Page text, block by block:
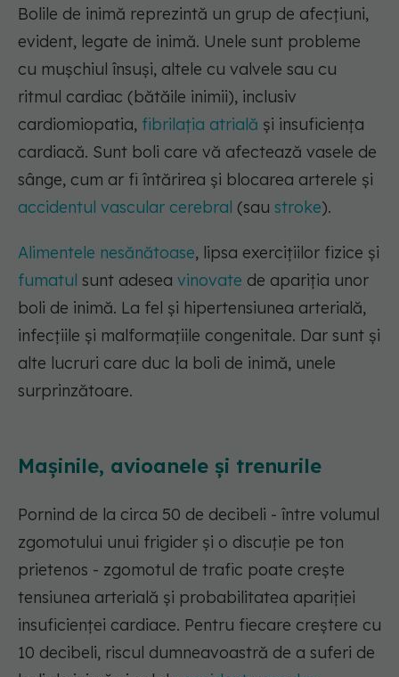
Bolile de inimă reprezintă un grup de afecțiuni,
evident, legate de inimă. Unele sunt probleme
cu mușchiul însuși, altele cu valvele sau cu
ritmul cardiac (bătăile inimii), inclusiv
cardiomiopatia, fibrilația atrială și insuficiența
cardiacă. Sunt boli care vă afectează vasele de
sânge, cum ar fi întărirea și blocarea arterele și
accidentul vascular cerebral (sau stroke).
Alimentele nesănătoase, lipsa exercițiilor fizice și
fumatul sunt adesea vinovate de apariția unor
boli de inimă. La fel și hipertensiunea arterială,
infecțiile și malformațiile congenitale. Dar sunt și
alte lucruri care duc la boli de inimă, unele
surprinzătoare.
Mașinile, avioanele și trenurile
Pornind de la circa 50 de decibeli - între volumul
zgomotului unui frigider și o discuție pe ton
prietenos - zgomotul de trafic poate crește
tensiunea arterială și probabilitatea apariției
insuficienței cardiace. Pentru fiecare creștere cu
10 decibeli, riscul dumneavoastră de a suferi de